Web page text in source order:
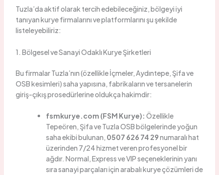
Tuzla’da aktif olarak tercih edebileceğiniz, bölgeyi iyi
tanıyan kurye firmalarını ve platformlarını şu şekilde
listeleyebiliriz:
1. Bölgesel ve Sanayi Odaklı Kurye Şirketleri
Bu firmalar Tuzla’nın (özellikle İçmeler, Aydıntepe, Şifa ve
OSB kesimleri) saha yapısına, fabrikaların ve tersanelerin
giriş-çıkış prosedürlerine oldukça hakimdir:
fsmkurye.com (FSM Kurye): Özellikle
Tepeören, Şifa ve Tuzla OSB bölgelerinde yoğun
saha ekibi bulunan, 0507 626 74 29numaralı hat
üzerinden 7/24 hizmet veren profesyonel bir
ağdır. Normal, Express ve VIP seçeneklerinin yanı
sıra sanayi parçaları için arabalı kurye çözümleri de